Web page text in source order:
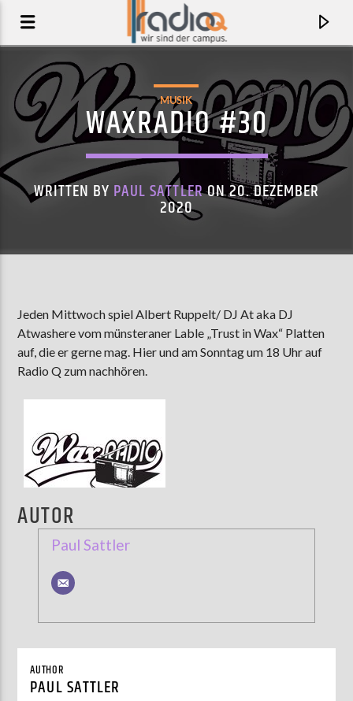
CAR CRASH
KIDS WITH BUNS
MOEBIUS
12:00 18:00
ZU HÖREN IN
MUSIK
WAXRADIO #30
WRITTEN BY PAUL SATTLERON 20. DEZEMBER
2020
Jeden Mittwoch spiel Albert Ruppelt/ DJ At aka DJ
Atwashere vom münsteraner Lable „Trust in Wax“ Platten
auf, die er gerne mag. Hier und am Sonntag um 18 Uhr auf
Radio Q zum nachhören.
AUTOR
Paul Sattler
AUTHOR
PAUL SATTLER